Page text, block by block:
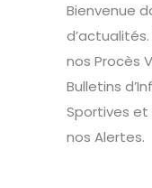
Bienvenue
d’actualités.
nos Procès
Bulletins
Sportives
nos Alertes.